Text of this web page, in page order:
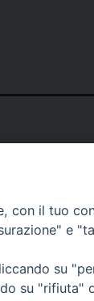
il tuo
e
su
su "rifiuta"